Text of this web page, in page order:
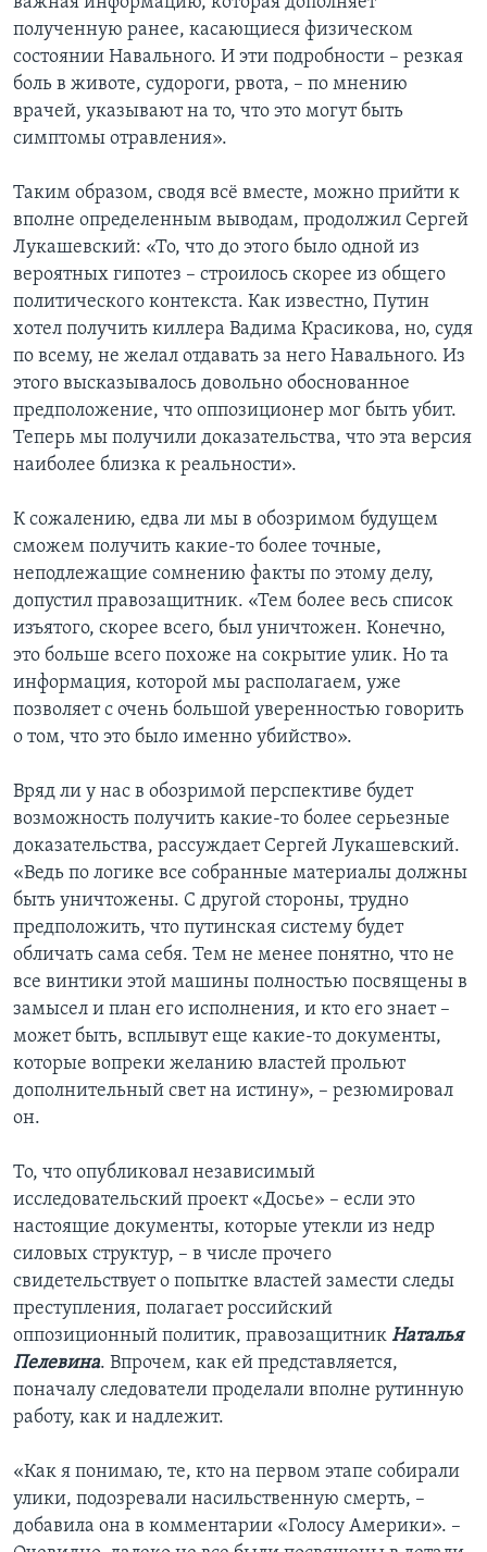
полученную ранее, касающиеся физическом
состоянии Навального. И эти подробности – резкая
боль в животе, судороги, рвота, – по мнению
врачей, указывают на то, что это могут быть
симптомы отравления».
Таким образом, сводя всё вместе, можно прийти к
вполне определенным выводам, продолжил Сергей
Лукашевский: «То, что до этого было одной из
вероятных гипотез – строилось скорее из общего
политического контекста. Как известно, Путин
хотел получить киллера Вадима Красикова, но, судя
по всему, не желал отдавать за него Навального. Из
этого высказывалось довольно обоснованное
предположение, что оппозиционер мог быть убит.
Теперь мы получили доказательства, что эта версия
наиболее близка к реальности».
К сожалению, едва ли мы в обозримом будущем
сможем получить какие-то более точные,
неподлежащие сомнению факты по этому делу,
допустил правозащитник. «Тем более весь список
изъятого, скорее всего, был уничтожен. Конечно,
это больше всего похоже на сокрытие улик. Но та
информация, которой мы располагаем, уже
позволяет с очень большой уверенностью говорить
о том, что это было именно убийство».
Вряд ли у нас в обозримой перспективе будет
возможность получить какие-то более серьезные
доказательства, рассуждает Сергей Лукашевский.
«Ведь по логике все собранные материалы должны
быть уничтожены. С другой стороны, трудно
предположить, что путинская систему будет
обличать сама себя. Тем не менее понятно, что не
все винтики этой машины полностью посвящены в
замысел и план его исполнения, и кто его знает –
может быть, всплывут еще какие-то документы,
которые вопреки желанию властей прольют
дополнительный свет на истину», – резюмировал
он.
То, что опубликовал независимый
исследовательский проект «Досье» – если это
настоящие документы, которые утекли из недр
силовых структур, – в числе прочего
свидетельствует о попытке властей замести следы
преступления, полагает российский
оппозиционный политик, правозащитник Наталья
Пелевина. Впрочем, как ей представляется,
поначалу следователи проделали вполне рутинную
работу, как и надлежит.
«Как я понимаю, те, кто на первом этапе собирали
улики, подозревали насильственную смерть, –
добавила она в комментарии «Голосу Америки». –